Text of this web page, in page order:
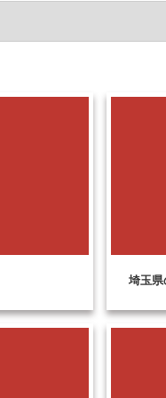
埼玉県